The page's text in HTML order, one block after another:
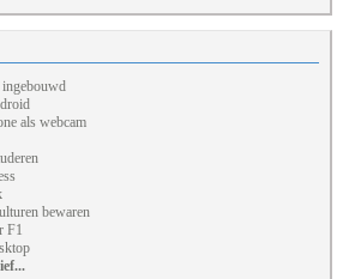
als webcam
bewaren
F1